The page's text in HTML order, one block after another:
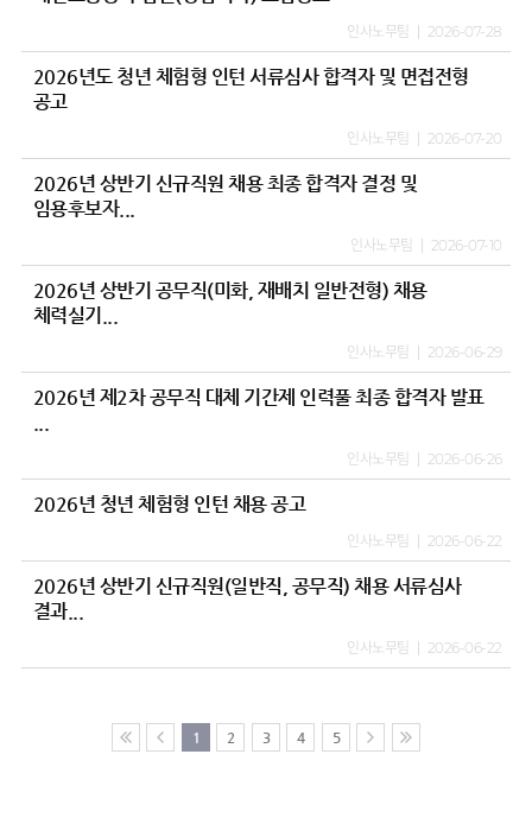
인사노무팀 2026-07-28
2026년도 청년 체험형 인턴 서류심사 합격자 및 면접전형
공고
인사노무팀 2026-07-20
2026년 상반기 신규직원 채용 최종 합격자 결정 및
임용후보자...
인사노무팀 2026-07-10
2026년 상반기 공무직(미화, 재배치 일반전형) 채용
체력실기...
인사노무팀 2026-06-29
2026년 제2차 공무직 대체 기간제 인력풀 최종 합격자 발표
인사노무팀 2026-06-26
2026년 청년 체험형 인턴 채용 공고
인사노무팀 2026-06-22
2026년 상반기 신규직원(일반직, 공무직) 채용 서류심사
결과...
인사노무팀 2026-06-22
1 2 3 4 5